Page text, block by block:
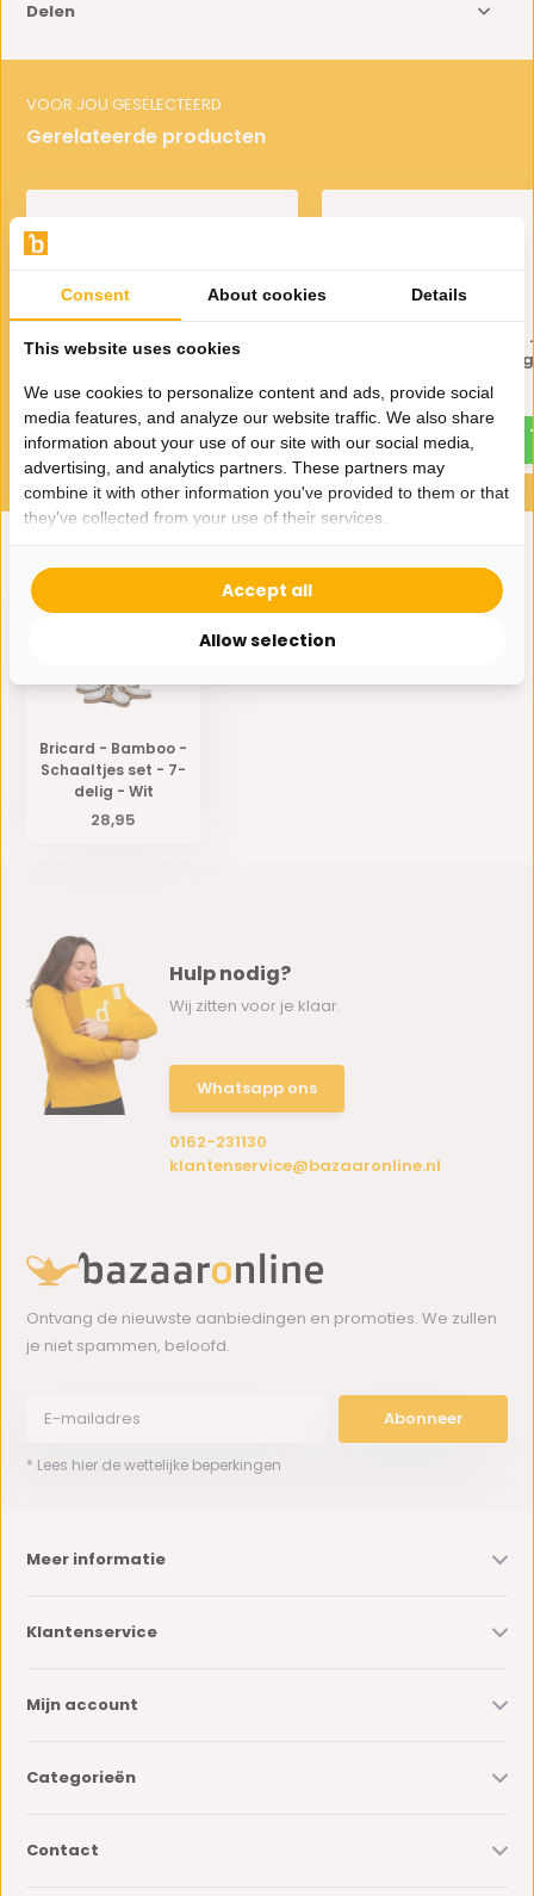
Delen
VOOR JOU GESELECTEERD
Gerelateerde producten
Bricard - Bamboo -
Schaaltjes set - 11-delig - Wit
33,95
Bricard - Bamboo
Schaaltjes set - 7-
26,95
Eerder bekeken door jou
Bricard - Bamboo -
Schaaltjes set - 7-
delig - Wit
28,95
Hulp nodig?
Wij zitten voor je klaar.
Whatsapp ons
0162-231130
klantenservice@bazaaronline.nl
Ontvang de nieuwste aanbiedingen en promoties. We zullen
je niet spammen, beloofd.
Abonneer
* Lees hier de wettelijke beperkingen
Meer informatie
Klantenservice
Mijn account
Categorieën
Contact
Consent About cookies Details
This website uses cookies
We use cookies to personalize content and ads, provide social
media features, and analyze our website traffic. We also share
information about your use of our site with our social media,
advertising, and analytics partners. These partners may
combine it with other information you've provided to them or that
they've collected from your use of their services.
Allow selection
Accept all